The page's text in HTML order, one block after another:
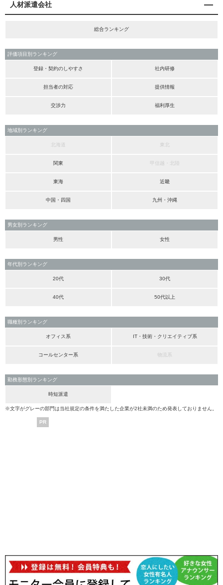
人材派遣会社
総合ランキング
評価項目別ランキング
登録・契約のしやすさ 社内研修
担当者の対応 提供情報
交渉力 福利厚生
地域別ランキング
北海道 東北
関東 甲信越・北陸
東海 近畿
中国・四国 九州・沖縄
男女別ランキング
男性 女性
年代別ランキング
20代 30代
40代 50代以上
職種別ランキング
オフィス系 IT・技術・クリエイティブ系
コールセンター系 物流系
勤務形態別ランキング
時短派遣
※文字がグレーの部門は当社規定の条件を満たした企業が2社未満のため発表しておりません。
PR